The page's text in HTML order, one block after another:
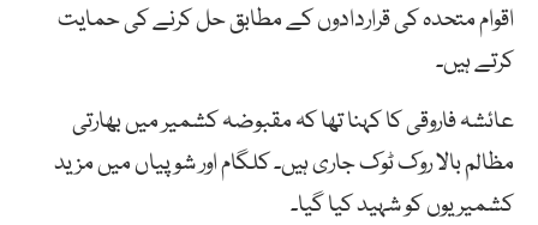
اقوام متحدہ کی قراردادوں کے مطابق حل کرنے کی حمایت
کرتے ہیں۔
عائشہ فاروقی کا کہنا تھا کہ مقبوضہ کشمیر میں بھارتی
مظالم بالا روک ٹوک جاری ہیں۔ کلگام اور شوپیاں میں مزید
کشمیریوں کو شہید کیا گیا۔